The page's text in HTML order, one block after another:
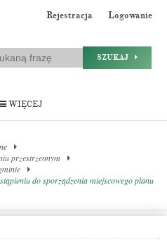
Rejestracja Logowanie
SZUKAJ
WIĘCEJ
przestrzennym
do sporządzenia miejscowego planu